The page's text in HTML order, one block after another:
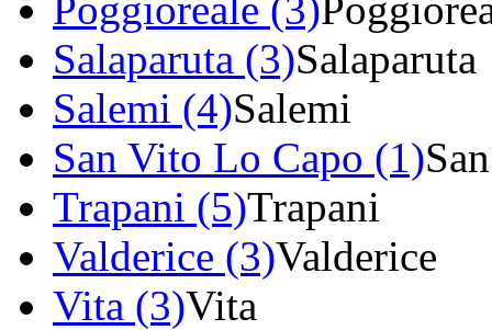
Salaparuta (3)Salaparuta
Salemi (4)Salemi
San Vito Lo Capo (1)
Trapani (5)Trapani
Valderice (3)Valderice
Vita (3)Vita